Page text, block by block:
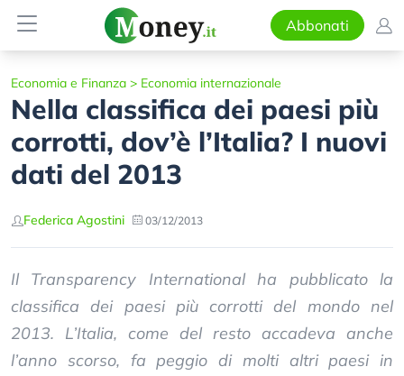
Abbonati
Economia e Finanza > Economia internazionale
Nella classifica dei paesi più
corrotti, dov’è l’Italia? I nuovi
dati del 2013
Federica Agostini 03/12/2013
Il Transparency International ha pubblicato la
classifica dei paesi più corrotti del mondo nel
2013. L’Italia, come del resto accadeva anche
l’anno scorso, fa peggio di molti altri paesi in